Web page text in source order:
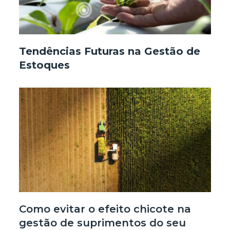
Tendências Futuras na Gestão de
Estoques
Como evitar o efeito chicote na
gestão de suprimentos do seu